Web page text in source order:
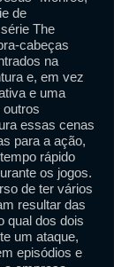
de
The
cabeças
na
e, em vez
e uma
essas cenas
para a ação,
rápido
os jogos.
de ter vários
resultar das
qual dos dois
um ataque,
episódios e